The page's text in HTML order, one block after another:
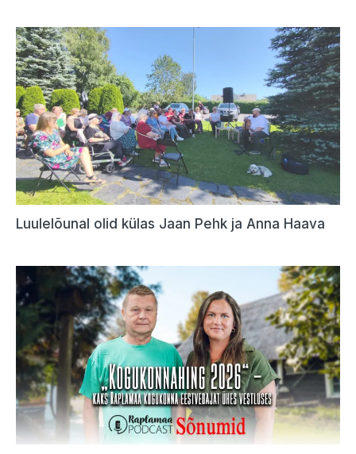
Luulelõunal olid külas Jaan Pehk ja Anna Haava